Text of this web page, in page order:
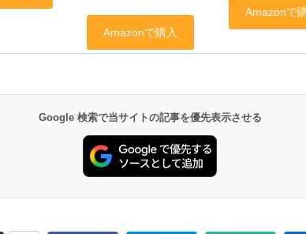
Google 検索で当サイトの記事を優先表示させる